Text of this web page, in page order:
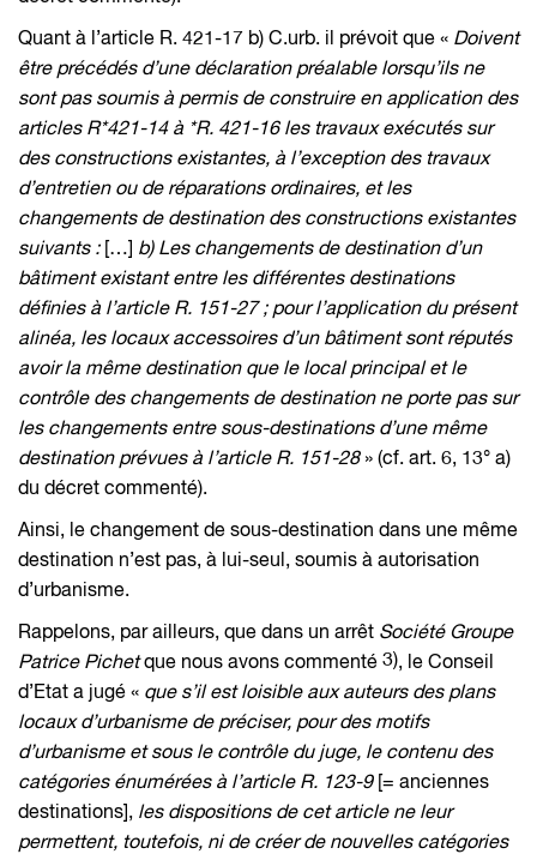
Quant à l’article R. 421-17 b) C.urb. il prévoit que « Doivent
être précédés d’une déclaration préalable lorsqu’ils ne
sont pas soumis à permis de construire en application des
articles R*421-14 à *R. 421-16 les travaux exécutés sur
des constructions existantes, à l’exception des travaux
d’entretien ou de réparations ordinaires, et les
changements de destination des constructions existantes
suivants :[…] b) Les changements de destination d’un
bâtiment existant entre les différentes destinations
définies à l’article R. 151-27 ; pour l’application du présent
alinéa, les locaux accessoires d’un bâtiment sont réputés
avoir la même destination que le local principal et le
contrôle des changements de destination ne porte pas sur
les changements entre sous-destinations d’une même
destination prévues à l’article R. 151-28» (cf. art. 6, 13° a)
du décret commenté).
Ainsi, le changement de sous-destination dans une même
destination n’est pas, à lui-seul, soumis à autorisation
d’urbanisme.
Rappelons, par ailleurs, que dans un arrêt Société Groupe
Patrice Pichetque nous avons commenté 3), le Conseil
d’Etat a jugé « que s’il est loisible aux auteurs des plans
locaux d’urbanisme de préciser, pour des motifs
d’urbanisme et sous le contrôle du juge, le contenu des
catégories énumérées à l’article R. 123-9[= anciennes
destinations], les dispositions de cet article ne leur
permettent, toutefois, ni de créer de nouvelles catégories